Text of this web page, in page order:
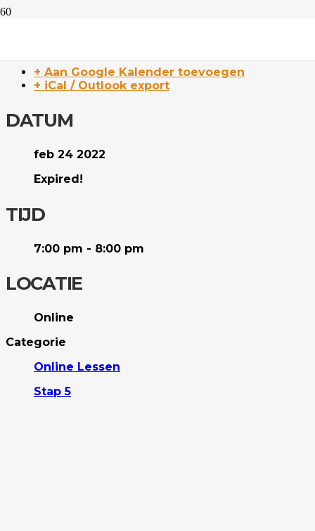
+ Aan Google Kalender toevoegen
+ iCal / Outlook export
DATUM
feb 24 2022
Expired!
TIJD
7:00 pm - 8:00 pm
LOCATIE
Online
Categorie
Online Lessen
Stap 5